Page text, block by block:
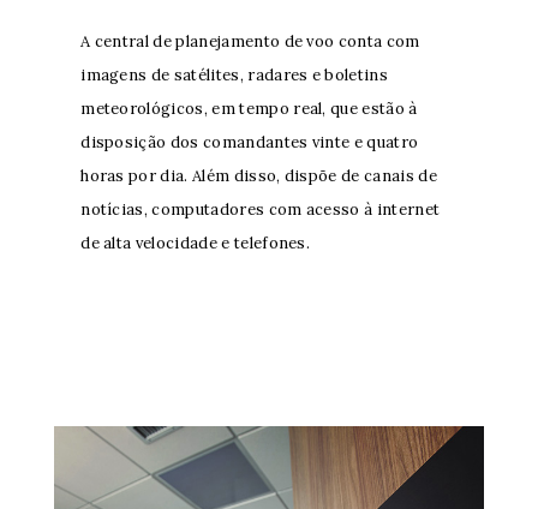
A central de planejamento de voo conta com
imagens de satélites, radares e boletins
meteorológicos, em tempo real, que estão à
disposição dos comandantes vinte e quatro
horas por dia. Além disso, dispõe de canais de
notícias, computadores com acesso à internet
de alta velocidade e telefones.